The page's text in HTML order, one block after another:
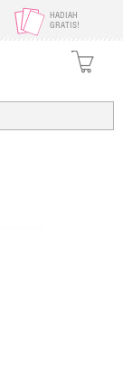
HADIAH
GRATIS!